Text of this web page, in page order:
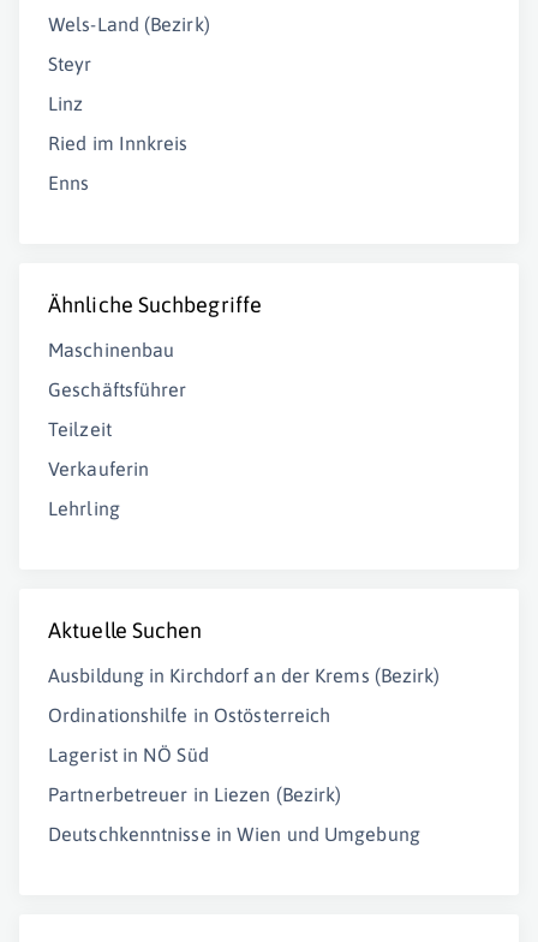
Wels-Land (Bezirk)
Steyr
Linz
Ried im Innkreis
Enns
Ähnliche Suchbegriffe
Maschinenbau
Geschäftsführer
Teilzeit
Verkauferin
Lehrling
Aktuelle Suchen
Ausbildung in Kirchdorf an der Krems (Bezirk)
Ordinationshilfe in Ostösterreich
Lagerist in NÖ Süd
Partnerbetreuer in Liezen (Bezirk)
Deutschkenntnisse in Wien und Umgebung